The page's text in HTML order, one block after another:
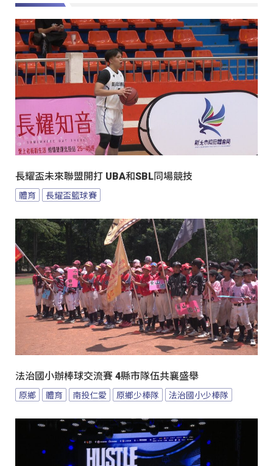
長耀盃未來聯盟開打 UBA和SBL同場競技
體育 長耀盃籃球賽
法治國小辦棒球交流賽 4縣市隊伍共襄盛舉
原鄉 體育 南投仁愛 原鄉少棒隊 法治國小少棒隊